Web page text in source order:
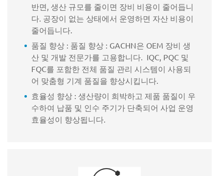
반면, 생산 규모를 줄이면 장비 비용이 줄어듭니
다. 공장이 없는 상태에서 운영하면 자산 비용이
줄어듭니다.
품질 향상 : 품질 향상 : GACHN은 OEM 장비 생
산 및 개발 전문가를 고용합니다. IQC, PQC 및
FQC를 포함한 전체 품질 관리 시스템이 사용되
어 맞춤형 기계 품질을 향상시킵니다.
효율성 향상 : 생산량이 희박하고 제품 품질이 우
수하여 납품 및 인수 주기가 단축되어 사업 운영
효율성이 향상됩니다.